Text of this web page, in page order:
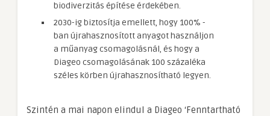
biodiverzitás építése érdekében.
2030-ig biztosítja emellett, hogy 100% -
ban újrahasznosított anyagot használjon
a műanyag csomagolásnál, és hogy a
Diageo csomagolásának 100 százaléka
széles körben újrahasznosítható legyen.
Szintén a mai napon elindul a Diageo ‘Fenntartható